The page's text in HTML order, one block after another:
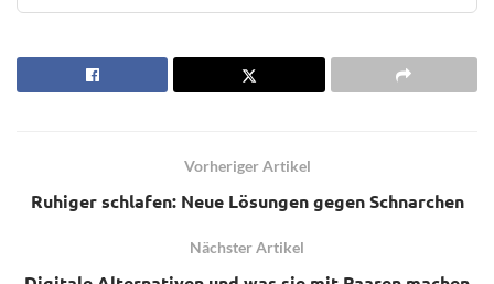
Vorheriger Artikel
Ruhiger schlafen: Neue Lösungen gegen Schnarchen
Nächster Artikel